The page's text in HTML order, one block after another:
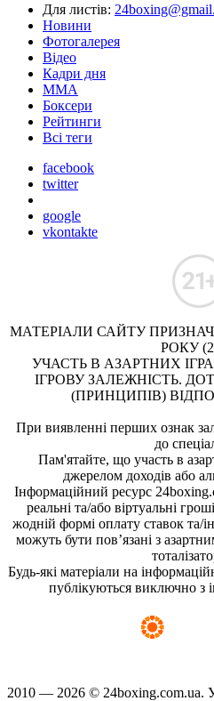
Для листів:
Новини
Фотогалерея
Відео
Кадри дня
ММА
Боксери
Рейтинги
Всі теги
facebook
twitter
google
vkontakte
МАТЕРІАЛИ САЙТУ
РОКУ
УЧАСТЬ В АЗАРТНИХ
ІГРОВУ ЗАЛЕЖНІСТЬ.
(ПРИНЦИПІВ)
При виявленні перших ознак
до
Пам'ятайте, що участь в
джерелом доходів або
Інформаційний ресурс
реальні та/або віртуальні
жодній формі оплату ставок та/
можуть бути пов’язані з
Будь-які матеріали на
публікуються виключно з
2010 — 2026 © 24boxing.com.ua.